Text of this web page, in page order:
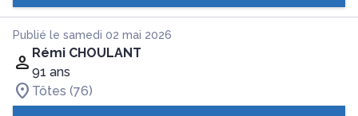
Publié le samedi 02 mai 2026
Rémi CHOULANT
91 ans
Tôtes (76)